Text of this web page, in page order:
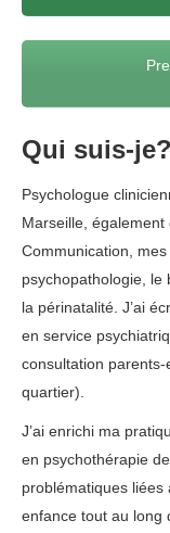
Qui suis-je?
Psychologue
Marseille,
Communication,
psychopathologie, le
la périnatalité. J’ai
en service
consultation
quartier).
J’ai enrichi ma
en psychothérapie
problématiques
enfance tout au long